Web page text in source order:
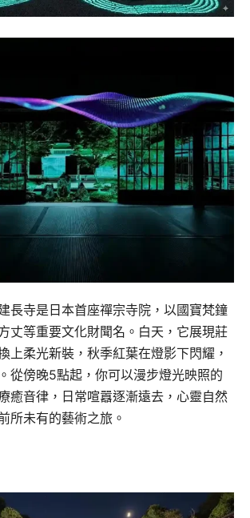
長寺是日本首座禪宗寺院，以國寶梵鐘
丈等重要文化財聞名。白天，它展現莊
上柔光新裝，秋季紅葉在燈影下閃耀，
從傍晚5點起，你可以漫步燈光映照的
癒音律，日常喧囂逐漸遠去，心靈自然
所未有的藝術之旅。